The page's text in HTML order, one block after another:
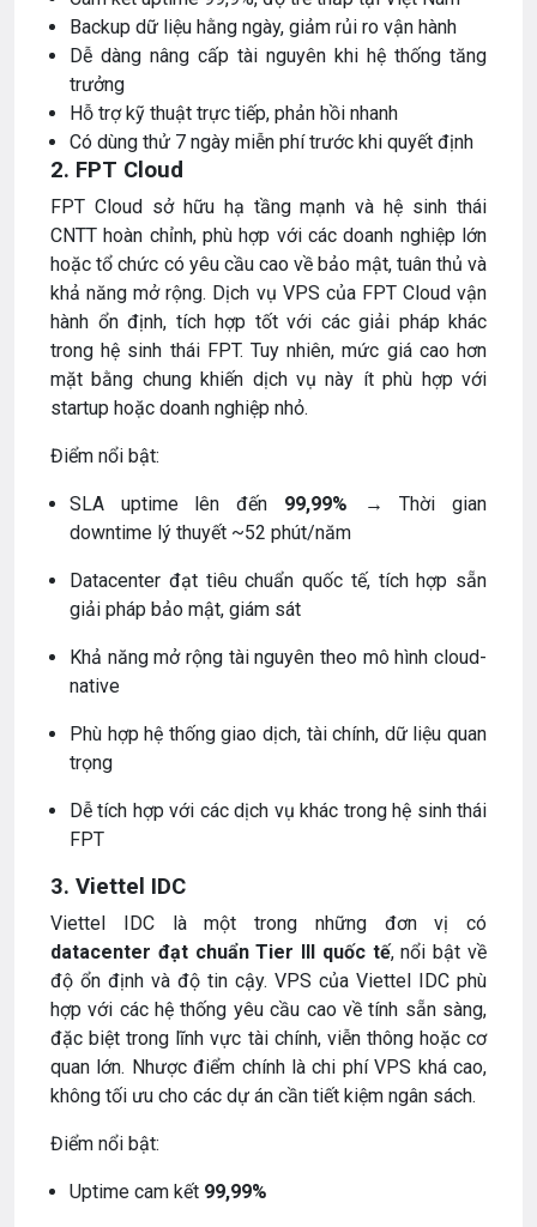
Backup dữ liệu hằng ngày, giảm rủi ro vận hành
Dễ dàng nâng cấp tài nguyên khi hệ thống tăng
trưởng
Hỗ trợ kỹ thuật trực tiếp, phản hồi nhanh
Có dùng thử 7 ngày miễn phí trước khi quyết định
2. FPT Cloud
FPT Cloud sở hữu hạ tầng mạnh và hệ sinh thái
CNTT hoàn chỉnh, phù hợp với các doanh nghiệp lớn
hoặc tổ chức có yêu cầu cao về bảo mật, tuân thủ và
khả năng mở rộng. Dịch vụ VPS của FPT Cloud vận
hành ổn định, tích hợp tốt với các giải pháp khác
trong hệ sinh thái FPT. Tuy nhiên, mức giá cao hơn
mặt bằng chung khiến dịch vụ này ít phù hợp với
startup hoặc doanh nghiệp nhỏ.
Điểm nổi bật:
SLA uptime lên đến 99,99%
→ Thời gian
downtime lý thuyết ~52 phút/năm
Datacenter đạt tiêu chuẩn quốc tế, tích hợp sẵn
giải pháp bảo mật, giám sát
Khả năng mở rộng tài nguyên theo mô hình cloud-
native
Phù hợp hệ thống giao dịch, tài chính, dữ liệu quan
trọng
Dễ tích hợp với các dịch vụ khác trong hệ sinh thái
FPT
3. Viettel IDC
Viettel IDC là một trong những đơn vị có
datacenter đạt chuẩn Tier III quốc tế, nổi bật về
độ ổn định và độ tin cậy. VPS của Viettel IDC phù
hợp với các hệ thống yêu cầu cao về tính sẵn sàng,
đặc biệt trong lĩnh vực tài chính, viễn thông hoặc cơ
quan lớn. Nhược điểm chính là chi phí VPS khá cao,
không tối ưu cho các dự án cần tiết kiệm ngân sách.
Điểm nổi bật:
Uptime cam kết 99,99%